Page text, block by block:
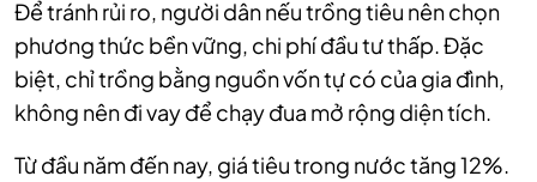
Để tránh rủi ro, người dân nếu trồng tiêu nên chọn
phương thức bền vững, chi phí đầu tư thấp. Đặc
biệt, chỉ trồng bằng nguồn vốn tự có của gia đình,
không nên đi vay để chạy đua mở rộng diện tích.
Từ đầu năm đến nay, giá tiêu trong nước tăng 12%.